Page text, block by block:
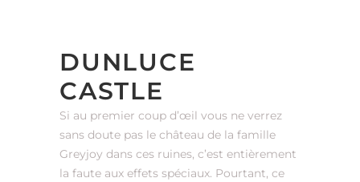
DUNLUCE
CASTLE
Si au premier coup d’œil vous ne verrez
sans doute pas le château de la famille
Greyjoy dans ces ruines, c’est entièrement
la faute aux effets spéciaux. Pourtant, ce